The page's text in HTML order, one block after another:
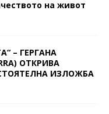
на живот
– ГЕРГАНА
ОТКРИВА
ИЗЛОЖБА